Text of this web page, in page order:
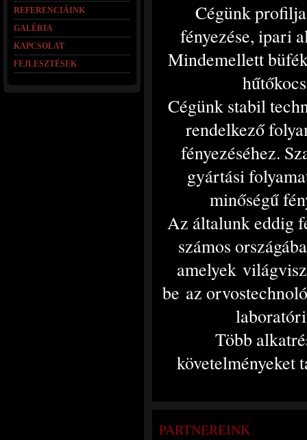
REFERENCIÁINK
GALÉRIA
KAPCSOLAT
FEJLESZTÉSEK
Cégünk
fényezése, ipari
Mindemellett
Cégünk stabil
rendelkező
fényezéséhez.
gyártási
minőségű
Az általunk eddig
számos
amelyek
be az
Több
követelményeket
PARTNEREINK